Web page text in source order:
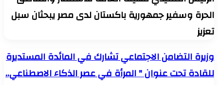
الحرة وسفير جمهورية باكستان لدى مصر يبحثان سبل
تعزيز
وزيرة
التضامن
الاجتماعي
وزيرة التضامن الاجتماعي تشارك في المائدة المستديرة
للقادة تحت عنوان " المرأة في عصر الذكاء الاصطناعي..